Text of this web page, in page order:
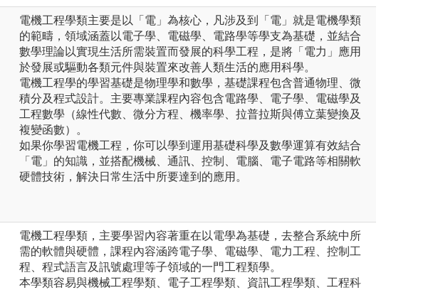
電機工程學類主要是以「電」為核心，凡涉及到「電」就是電機學類
的範疇，領域涵蓋以電子學、電磁學、電路學等學支為基礎，並結合
數學理論以實現生活所需裝置而發展的科學工程，是將「電力」應用
於發展或驅動各類元件與裝置來改善人類生活的應用科學。
電機工程學的學習基礎是物理學和數學，基礎課程包含普通物理、微
積分及程式設計。主要專業課程內容包含電路學、電子學、電磁學及
工程數學（線性代數、微分方程、機率學、拉普拉斯與傅立葉變換及
複變函數）。
如果你學習電機工程，你可以學到運用基礎科學及數學運算有效結合
「電」的知識，並搭配機械、通訊、控制、電腦、電子電路等相關軟
硬體技術，解決日常生活中所要達到的應用。
電機工程學類，主要學習內容著重在以電學為基礎，去整合系統中所
需的軟體與硬體，課程內容涵跨電子學、電磁學、電力工程、控制工
程、程式語言及訊號處理等子領域的一門工程類學。
本學類容易與機械工程學類、電子工程學類、資訊工程學類、工程科